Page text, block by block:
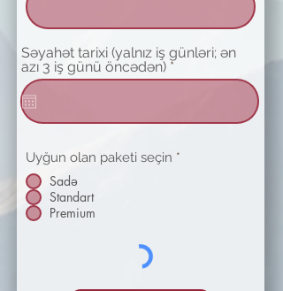
Səyahət tarixi (yalnız iş günləri; ən
azı 3 iş günü öncədən) *r
e
i
e
Uyğun olan paketi seçin *
Sadə
Standart
Premium